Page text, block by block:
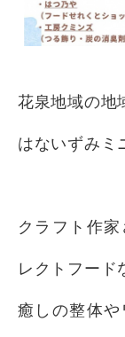
花泉地域の地
はないずみミ
クラフト作
レクトフード
癒しの整体